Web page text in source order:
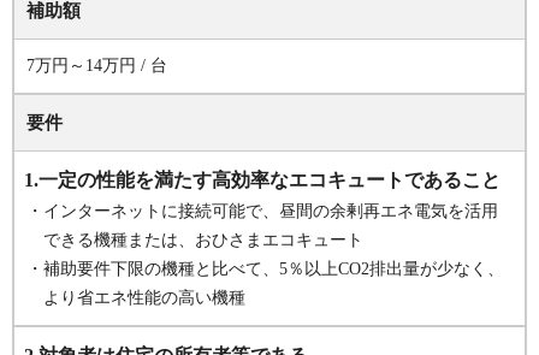
補助額
7万円～14万円 / 台
要件
1.一定の性能を満たす高効率なエコキュートであること
・インターネットに接続可能で、昼間の余剰再エネ電気を活用
できる機種または、おひさまエコキュート
・補助要件下限の機種と比べて、5％以上CO2排出量が少なく、
より省エネ性能の高い機種